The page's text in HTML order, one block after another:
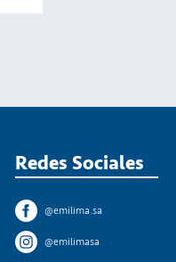
Redes Sociales
@emilima.sa
@emilimasa